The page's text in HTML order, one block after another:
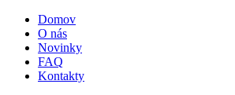
Domov
O nás
Novinky
FAQ
Kontakty